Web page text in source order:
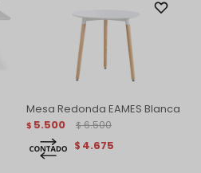
Mesa Redonda EAMES Blanca
$ 5.500 $ 6.500
$ 4.675